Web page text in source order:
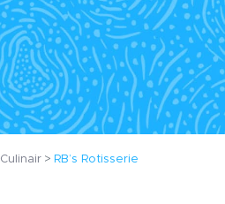
Culinair RB’s Rotisserie